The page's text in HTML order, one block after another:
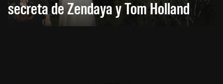
secreta de Zendaya y Tom Holland